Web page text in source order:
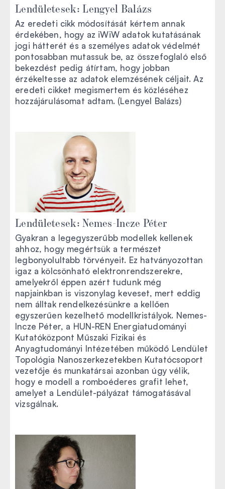
Lendületesek: Lengyel Balázs
Az eredeti cikk módosítását kértem annak
érdekében, hogy az iWiW adatok kutatásának
jogi hátterét és a személyes adatok védelmét
pontosabban mutassuk be, az összefoglaló első
bekezdést pedig átírtam, hogy jobban
érzékeltesse az adatok elemzésének céljait. Az
eredeti cikket megismertem és közléséhez
hozzájárulásomat adtam. (Lengyel Balázs)
Lendületesek: Nemes-Incze Péter
Gyakran a legegyszerűbb modellek kellenek
ahhoz, hogy megértsük a természet
legbonyolultabb törvényeit. Ez hatványozottan
igaz a kölcsönható elektronrendszerekre,
amelyekről éppen azért tudunk még
napjainkban is viszonylag keveset, mert eddig
nem álltak rendelkezésünkre a kellően
egyszerűen kezelhető modellkristályok. Nemes-
Incze Péter, a HUN-REN Energiatudományi
Kutatóközpont Műszaki Fizikai és
Anyagtudományi Intézetében működő Lendület
Topológia Nanoszerkezetekben Kutatócsoport
vezetője és munkatársai azonban úgy vélik,
hogy e modell a romboéderes grafit lehet,
amelyet a Lendület-pályázat támogatásával
vizsgálnak.